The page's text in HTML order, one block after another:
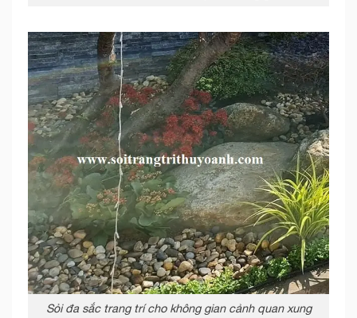
Sỏi đa sắc trang trí cho không gian cảnh quan xung